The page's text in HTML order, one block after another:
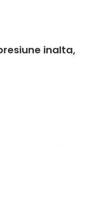
inalta,